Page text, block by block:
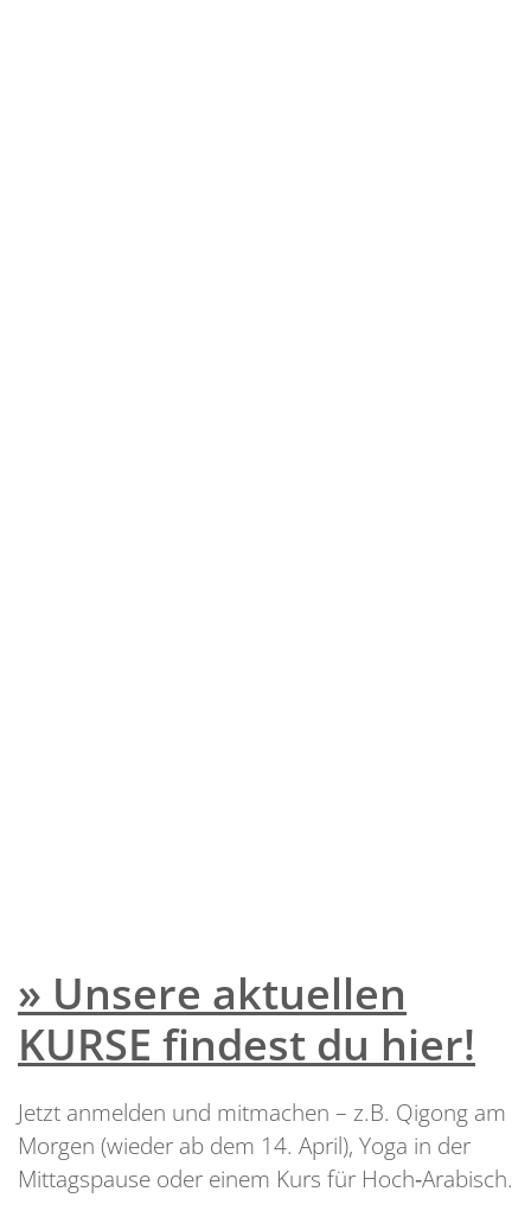
» Unsere aktuellen
KURSE findest du hier!
Jetzt anmelden und mitmachen – z.B. Qigong am
Morgen (wieder ab dem 14. April), Yoga in der
Mittagspause oder einem Kurs für Hoch‑Arabisch.